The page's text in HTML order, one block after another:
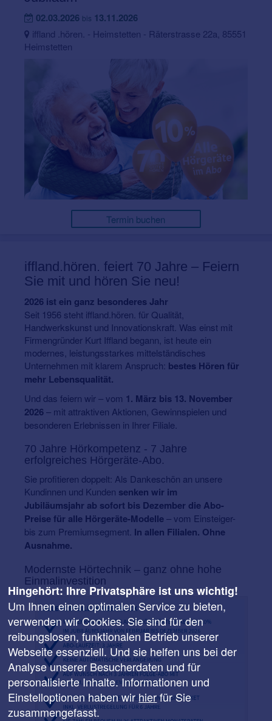
02.03.2026 bis 13.11.2026
iffland .hören. - Heimstetten - Räterstrasse 22a, 85551
Heimstetten
Termin buchen
iffland.hören. feiert 70 Jahre – Feiern
Sie mit und hören Sie neu!
2026 ist ein ganz besonderes Jahr
Seit 1956 steht iffland.hören. für Qualität,
Handwerkskunst und Innovationskraft. Was einst mit
Firmengründer Kurt Iffland begann, ist heute ein
modernes, leistungsstarkes mittelständisches
Unternehmen mit klarem Anspruch: bestes Hören für
mehr Lebensqualität.
Und das feiern wir – vom 1. März bis 13. November
2026– mit attraktiven Aktionen, Gewinnspielen und
besonderen Erlebnissen in Ihrer Filiale.
70 Jahre Hörkompetenz - 7 Jahre
erfolgreiches Hörgeräte-Abo.
Sie profitieren doppelt: Als Dankeschön an unsere
Kundinnen und Kunden senken wir im
Jubiläumsjahr ab sofort bis Dezember die Abo-
Preise für alle Hörgeräte-Modelle– vom Einsteiger-
bis zum Premiumsegment. In allen Filialen. Ohne
Ausnahme.
Modernste Hörtechnik – ganz ohne hohe
Einmalinvestition
Hingehört: Ihre Privatsphäre ist uns wichtig!
Um Ihnen einen optimalen Service zu bieten,
verwenden wir Cookies. Sie sind für den
reibungslosen, funktionalen Betrieb unserer
Webseite essenziell. Und sie helfen uns bei der
Analyse unserer Besucherdaten und für
personalisierte Inhalte. Informationen und
Einstelloptionen haben wirhierfür Sie
zusammengefasst.